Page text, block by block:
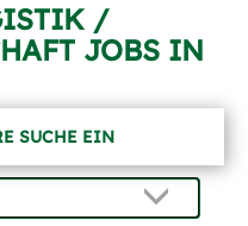
/
JOBS IN
SUCHE EIN